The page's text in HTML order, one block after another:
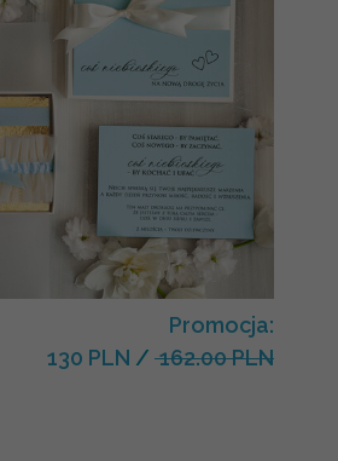
Promocja:
130 PLN / 162.00 PLN